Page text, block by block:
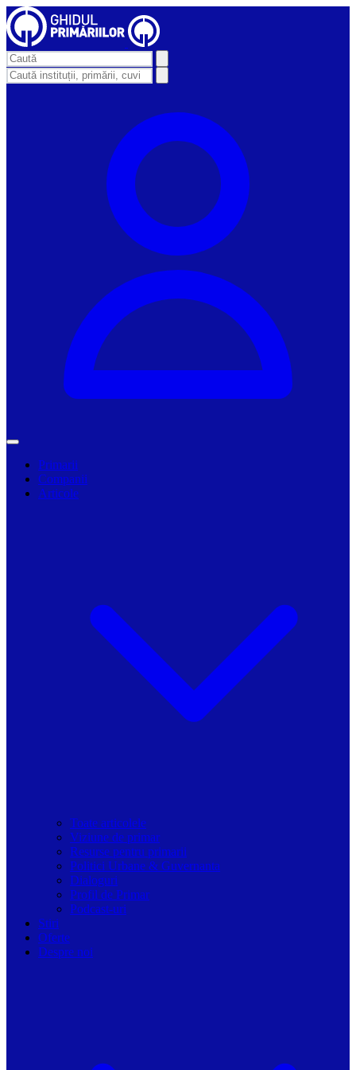
Primarii
Companii
Articole
Toate articolele
Viziune de primar
Resurse pentru primarii
Politici Urbane & Guvernanta
Dialoguri
Profil de Primar
Podcast-uri
Stiri
Oferte
Despre noi